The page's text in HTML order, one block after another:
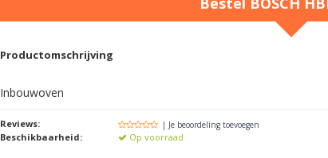
Productomschrijving
Inbouwoven
Reviews: | Je beoordeling toevoegen
Beschikbaarheid: Op voorraad